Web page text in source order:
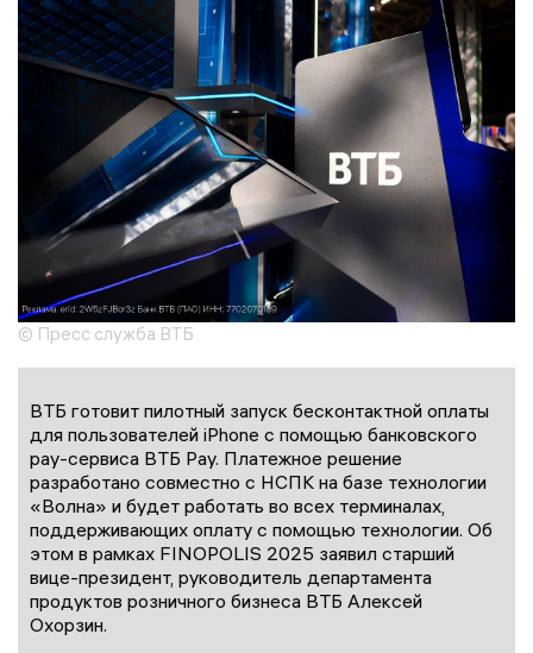
© Пресс служба ВТБ
ВТБ готовит пилотный запуск бесконтактной оплаты
для пользователей iPhone с помощью банковского
pay-сервиса ВТБ Pay. Платежное решение
разработано совместно с НСПК на базе технологии
«Волна» и будет работать во всех терминалах,
поддерживающих оплату с помощью технологии. Об
этом в рамках FINOPOLIS 2025 заявил старший
вице-президент, руководитель департамента
продуктов розничного бизнеса ВТБ Алексей
Охорзин.